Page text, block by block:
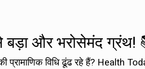
बड़ा और भरोसेमंद ग्रंथ!
प्रामाणिक विधि ढूंढ रहे हैं? Health